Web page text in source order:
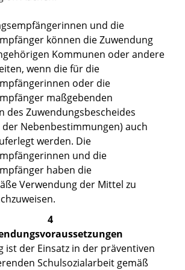
und die
können die Zuwendung
Kommunen oder andere
wenn die für die
oder die
maßgebenden
des Zuwendungsbescheides
Nebenbestimmungen) auch
werden. Die
und die
haben die
Verwendung der Mittel zu
4
ist der Einsatz in der präventiven
enden Schulsozialarbeit gemäß